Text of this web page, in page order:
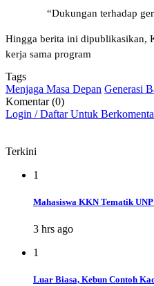
“Dukungan terhadap
Hingga berita ini dipublikasikan,
kerja sama program
Tags
Menjaga Masa Depan Generasi
Komentar (0)
Login / Daftar Untuk
Terkini
1
Mahasiswa KKN Tematik
3 hrs ago
1
Luar Biasa, Kebun Contoh